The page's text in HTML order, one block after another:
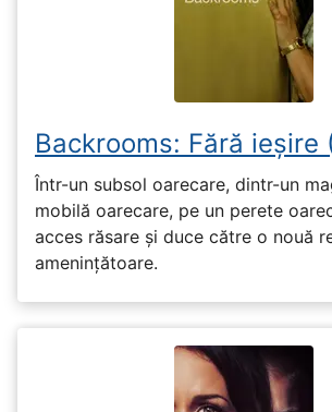
Backrooms: Fără ieșire
Într-un subsol oarecare, dintr-un
mobilă oarecare, pe un perete
acces răsare și duce către o nouă
amenințătoare.